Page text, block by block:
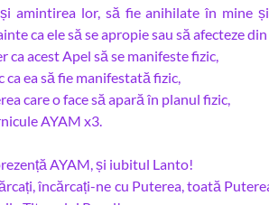
amintirea lor, să fie anihilate în mine
ca ele să se apropie sau să afecteze
ca acest Apel să se manifeste fizic,
ca ea să fie manifestată fizic,
care o face să apară în planul fizic,
AYAM x3.
AYAM, și iubitul Lanto!
încărcați-ne cu Puterea, toată